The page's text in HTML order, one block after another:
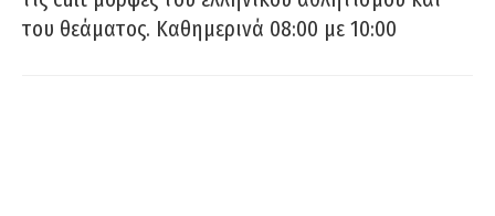
του θεάματος. Καθημερινά 08:00 με 10:00